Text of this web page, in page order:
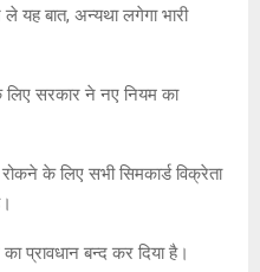
यह बात, अन्यथा लगेगा भारी
लिए सरकार ने नए नियम का
के लिए सभी सिमकार्ड विक्रेता
प्रावधान बन्द कर दिया है।